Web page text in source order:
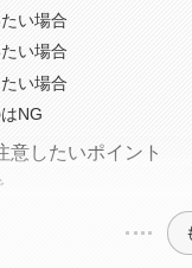
い場合
い場合
い場合
NG
意したいポイント